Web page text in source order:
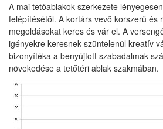
A mai tetőablakok szerkezete
felépítésétől. A kortárs vevő korszerű és
megoldásokat keres és vár el. A
igényekre keresnek szüntelenül kreatív
bizonyítéka a benyújtott szabadalmak
növekedése a tetőtéri ablak szakmában.